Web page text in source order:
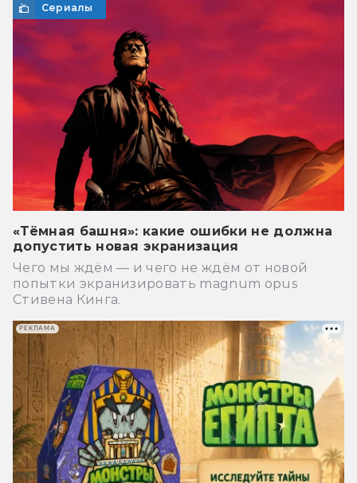
Сериалы
«Тёмная башня»: какие ошибки не должна
допустить новая экранизация
Чего мы ждём — и чего не ждём от новой
попытки экранизировать magnum opus
Стивена Кинга.
РЕКЛАМА